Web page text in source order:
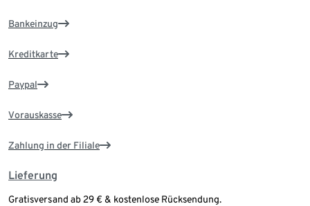
Bankeinzug
Kreditkarte
Paypal
Vorauskasse
Zahlung in der Filiale
Lieferung
Gratisversand ab 29 € & kostenlose Rücksendung.